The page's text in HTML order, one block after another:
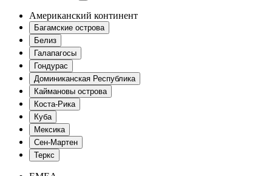
Американский континент
Багамские острова
Белиз
Галапагосы
Гондурас
Доминиканская Республика
Каймановы острова
Коста-Рика
Куба
Мексика
Сен-Мартен
Теркс